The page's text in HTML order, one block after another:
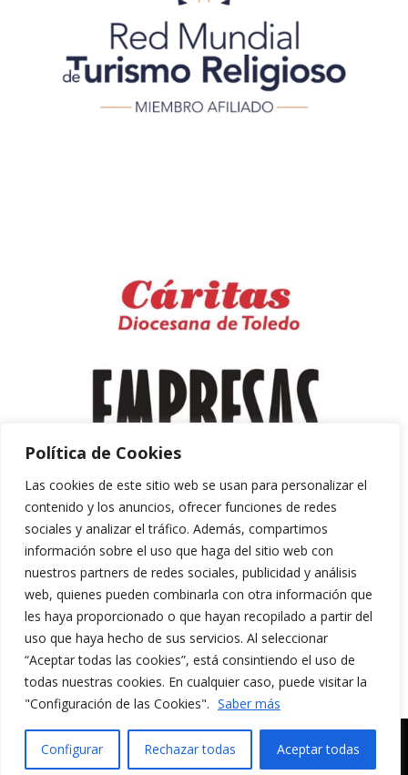
Política de Cookies
Las cookies de este sitio web se usan para personalizar el
contenido y los anuncios, ofrecer funciones de redes
sociales y analizar el tráfico. Además, compartimos
información sobre el uso que haga del sitio web con
nuestros partners de redes sociales, publicidad y análisis
web, quienes pueden combinarla con otra información que
les haya proporcionado o que hayan recopilado a partir del
uso que haya hecho de sus servicios. Al seleccionar
“Aceptar todas las cookies”, está consintiendo el uso de
todas nuestras cookies. En cualquier caso, puede visitar la
"Configuración de las Cookies". Saber más
Configurar Rechazar todas Aceptar todas
Aviso Legal y Política de Privacidad
Política de Cookies
MERAKI CULTURA AUDIOVISUAL. Todos los
English